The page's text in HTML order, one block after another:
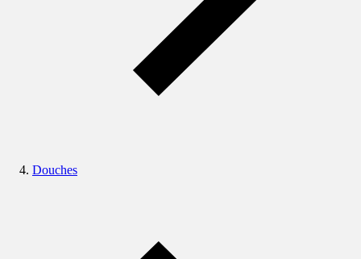
Douches